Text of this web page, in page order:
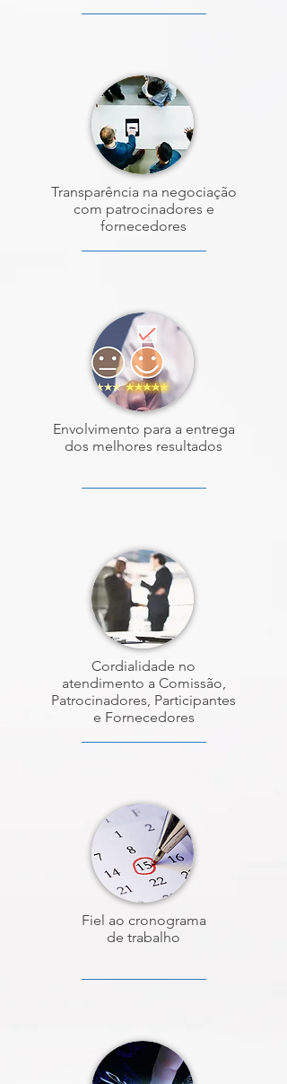
Transparência na negociação
com patrocinadores e
fornecedores
Envolvimento para a entrega
dos melhores resultados
Cordialidade no
atendimento a Comissão,
Patrocinadores, Participantes
e Fornecedores
Fiel ao cronograma
de trabalho